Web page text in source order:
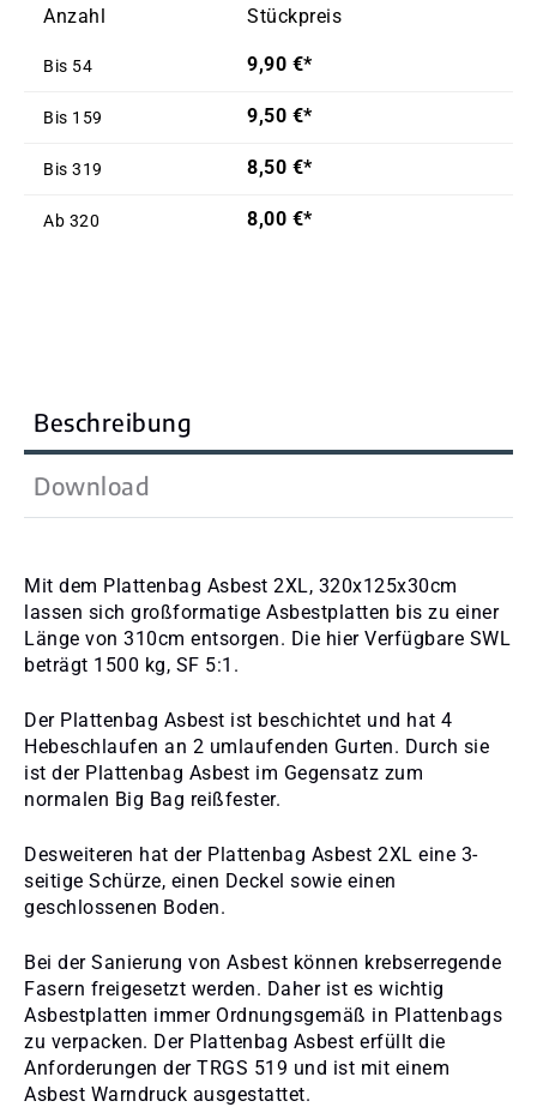
Anzahl Stückpreis
Bis 54 9,90 €*
Bis 159 9,50 €*
Bis 319 8,50 €*
Ab 320 8,00 €*
Beschreibung
Download
Mit dem Plattenbag Asbest 2XL, 320x125x30cm
lassen sich großformatige Asbestplatten bis zu einer
Länge von 310cm entsorgen. Die hier Verfügbare SWL
beträgt 1500 kg, SF 5:1.
Der Plattenbag Asbest ist beschichtet und hat 4
Hebeschlaufen an 2 umlaufenden Gurten. Durch sie
ist der Plattenbag Asbest im Gegensatz zum
normalen Big Bag reißfester.
Desweiteren hat der Plattenbag Asbest 2XL eine 3-
seitige Schürze, einen Deckel sowie einen
geschlossenen Boden.
Bei der Sanierung von Asbest können krebserregende
Fasern freigesetzt werden. Daher ist es wichtig
Asbestplatten immer Ordnungsgemäß in Plattenbags
zu verpacken. Der Plattenbag Asbest erfüllt die
Anforderungen der TRGS 519 und ist mit einem
Asbest Warndruck ausgestattet.